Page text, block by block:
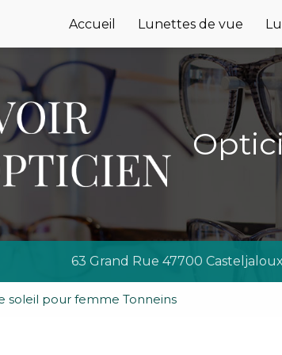
Accueil
Lunettes de vue
63 Grand Rue 47700 Casteljaloux
soleil pour femme Tonneins